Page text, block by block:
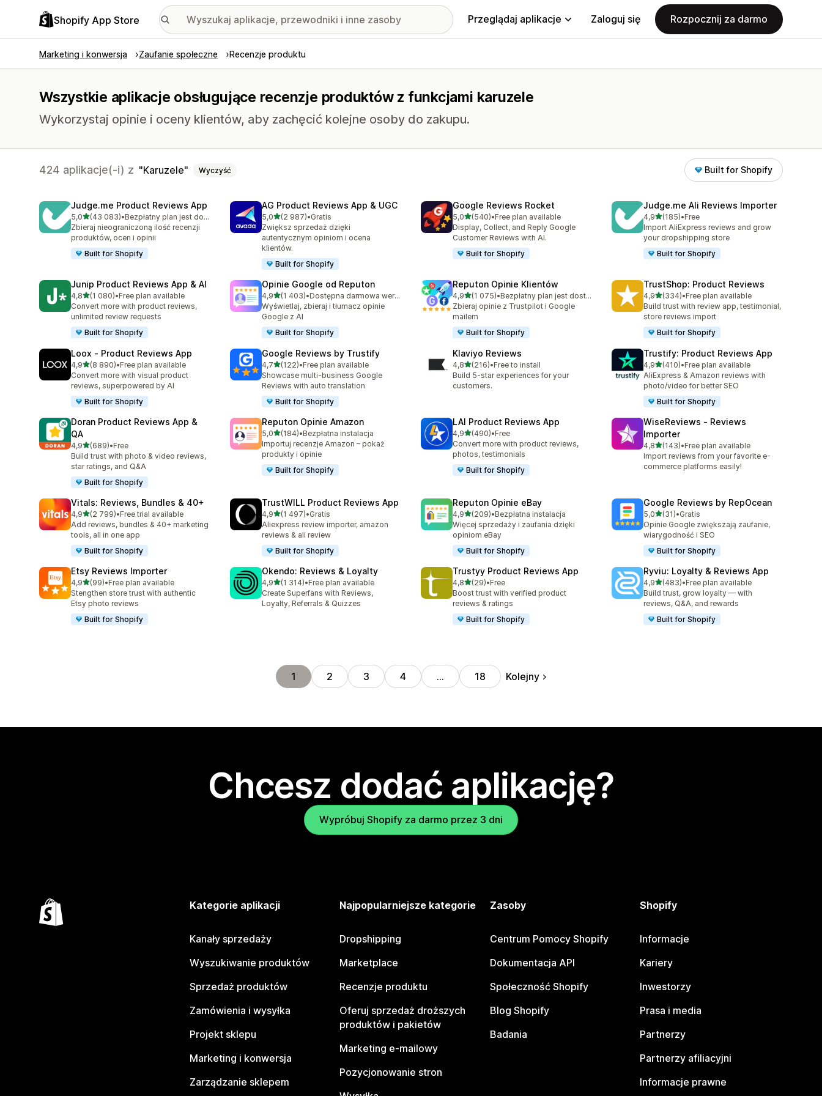
Shopify App Store Przeglądaj aplikacje Zaloguj się Rozpocznij za darmo
Marketing i konwersja Zaufanie społeczne Recenzje produktu
Wszystkie aplikacje obsługujące recenzje produktów z funkcjami karuzele
Wykorzystaj opinie i oceny klientów, aby zachęcić kolejne osoby do zakupu.
424 aplikacje(-i) z Karuzele Wyczyść Built for Shopify
Judge.me Product Reviews App
5,0na 5 gwiazdek
(43 083)
Łączna liczba recenzji: 43083
•
Bezpłatny plan jest dostępny
Zbieraj nieograniczoną ilość recenzji
produktów, ocen i opinii
Built for Shopify
AG Product Reviews App & UGC
5,0na 5 gwiazdek
(2 987)
Łączna liczba recenzji: 2987
•Gratis
Zwiększ sprzedaż dzięki
autentycznym opiniom i ocena
klientów.
Built for Shopify
Google Reviews Rocket
5,0na 5 gwiazdek
(540)
Łączna liczba recenzji: 540
•Free plan available
Display, Collect, and Reply Google
Customer Reviews with AI.
Built for Shopify
Judge.me Ali Reviews Importer
4,9na 5 gwiazdek
(185)
Łączna liczba recenzji: 185
•Free
Import AliExpress reviews and grow
your dropshipping store
Built for Shopify
Junip Product Reviews App & AI
4,8na 5 gwiazdek
(1 080)
Łączna liczba recenzji: 1080
•Free plan available
Convert more with product reviews,
unlimited review requests
Built for Shopify
Opinie Google od Reputon
4,9na 5 gwiazdek
(1 403)
Łączna liczba recenzji: 1403
•
Dostępna darmowa wersja próbna
Wyświetlaj, zbieraj i tłumacz opinie
Google z AI
Built for Shopify
Reputon Opinie Klientów
4,9na 5 gwiazdek
(1 075)
Łączna liczba recenzji: 1075
•
Bezpłatny plan jest dostępny
Zbieraj opinie z Trustpilot i Google
mailem
Built for Shopify
TrustShop: Product Reviews
4,9na 5 gwiazdek
(334)
Łączna liczba recenzji: 334
•Free plan available
Build trust with review app, testimonial,
store reviews import
Built for Shopify
Loox ‑ Product Reviews App
4,9na 5 gwiazdek
(8 890)
Łączna liczba recenzji: 8890
•Free plan available
Convert more with visual product
reviews, superpowered by AI
Built for Shopify
Google Reviews by Trustify
4,7na 5 gwiazdek
(122)
Łączna liczba recenzji: 122
•Free plan available
Showcase multi-business Google
Reviews with auto translation
Built for Shopify
Klaviyo Reviews
4,8na 5 gwiazdek
(216)
Łączna liczba recenzji: 216
•Free to install
Build 5-star experiences for your
customers.
Trustify: Product Reviews App
4,9na 5 gwiazdek
(410)
Łączna liczba recenzji: 410
•Free plan available
AliExpress & Amazon reviews with
photo/video for better SEO
Built for Shopify
Doran Product Reviews App &
QA
4,9na 5 gwiazdek
(689)
Łączna liczba recenzji: 689
•Free
Build trust with photo & video reviews,
star ratings, and Q&A
Built for Shopify
Reputon Opinie Amazon
5,0na 5 gwiazdek
(184)
Łączna liczba recenzji: 184
•Bezpłatna instalacja
Importuj recenzje Amazon – pokaż
produkty i opinie
Built for Shopify
LAI Product Reviews App
4,9na 5 gwiazdek
(490)
Łączna liczba recenzji: 490
•Free
Convert more with product reviews,
photos, testimonials
Built for Shopify
WiseReviews ‑ Reviews
Importer
4,8na 5 gwiazdek
(143)
Łączna liczba recenzji: 143
•Free plan available
Import reviews from your favorite e-
commerce platforms easily!
Vitals: Reviews, Bundles & 40+
4,9na 5 gwiazdek
(2 799)
Łączna liczba recenzji: 2799
•Free trial available
Add reviews, bundles & 40+ marketing
tools, all in one app
Built for Shopify
TrustWILL Product Reviews App
4,9na 5 gwiazdek
(1 497)
Łączna liczba recenzji: 1497
•Gratis
Aliexpress review importer, amazon
reviews & ali review
Built for Shopify
Reputon Opinie eBay
4,9na 5 gwiazdek
(209)
Łączna liczba recenzji: 209
•Bezpłatna instalacja
Więcej sprzedaży i zaufania dzięki
opiniom eBay
Built for Shopify
Google Reviews by RepOcean
5,0na 5 gwiazdek
(31)
Łączna liczba recenzji: 31
•Gratis
Opinie Google zwiększają zaufanie,
wiarygodność i SEO
Built for Shopify
Etsy Reviews Importer
4,9na 5 gwiazdek
(99)
Łączna liczba recenzji: 99
•Free plan available
Stengthen store trust with authentic
Etsy photo reviews
Built for Shopify
Okendo: Reviews & Loyalty
4,9na 5 gwiazdek
(1 314)
Łączna liczba recenzji: 1314
•Free plan available
Create Superfans with Reviews,
Loyalty, Referrals & Quizzes
Trustyy Product Reviews App
4,8na 5 gwiazdek
(29)
Łączna liczba recenzji: 29
•Free
Boost trust with verified product
reviews & ratings
Built for Shopify
Ryviu: Loyalty & Reviews App
4,9na 5 gwiazdek
(483)
Łączna liczba recenzji: 483
•Free plan available
Build trust, grow loyalty — with
reviews, Q&A, and rewards
Built for Shopify
1 2 3 4 … 18 Kolejny
Chcesz dodać aplikację?
Wypróbuj Shopify za darmo przez 3 dni
Kategorie aplikacji
Kanały sprzedaży
Wyszukiwanie produktów
Sprzedaż produktów
Zamówienia i wysyłka
Projekt sklepu
Marketing i konwersja
Zarządzanie sklepem
Najpopularniejsze kategorie
Dropshipping
Marketplace
Recenzje produktu
Oferuj sprzedaż droższych
produktów i pakietów
Marketing e-mailowy
Pozycjonowanie stron
Zasoby
Centrum Pomocy Shopify
Dokumentacja API
Społeczność Shopify
Blog Shopify
Badania
Shopify
Informacje
Kariery
Inwestorzy
Prasa i media
Partnerzy
Partnerzy afiliacyjni
Informacje prawne